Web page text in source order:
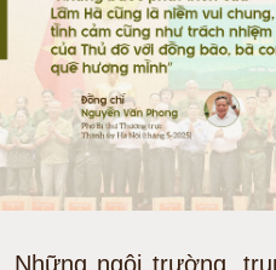
Những ngôi trường,